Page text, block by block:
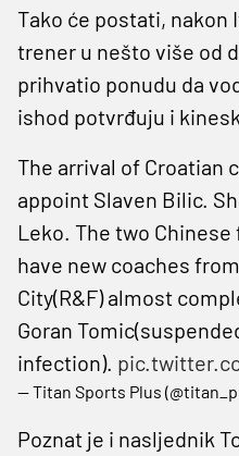
Tako će postati, nakon
trener u nešto više od
prihvatio ponudu da
ishod potvrđuju i
The arrival of Croatian
appoint Slaven Bilic.
Leko. The two
have new coaches
City(R&F) almost
Goran
infection).
— Titan Sports Plus
Poznat je i nasljednik